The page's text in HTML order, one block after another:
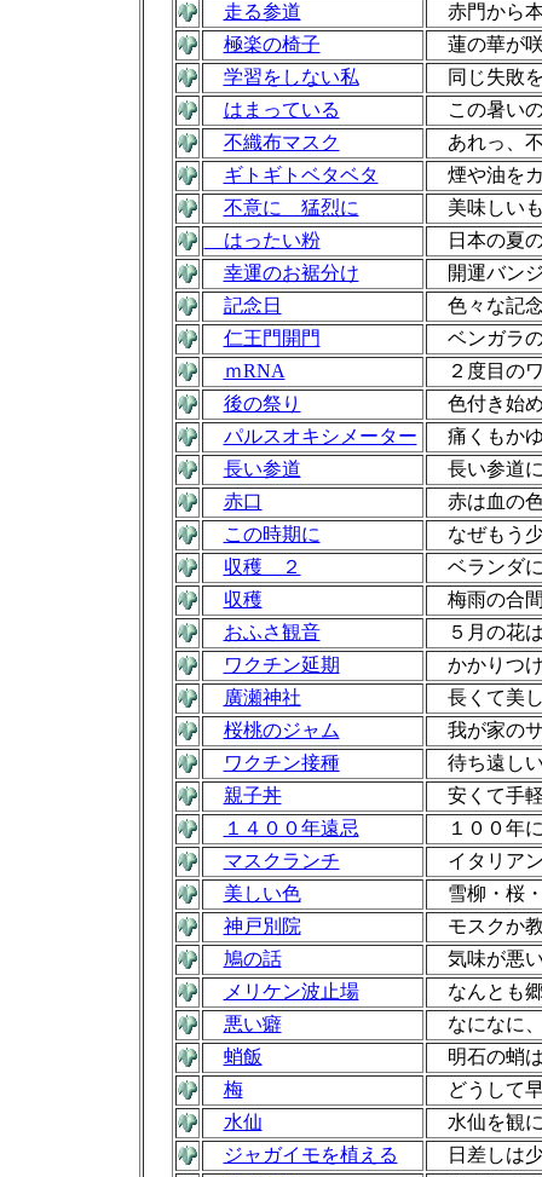
走る参道
赤門から
極楽の椅子
蓮の華が
学習をしない私
同じ失敗
はまっている
この暑い
不織布マスク
あれっ、
ギトギトベタベタ
煙や油を
不意に 猛烈に
美味しい
はったい粉
日本の夏
幸運のお裾分け
開運バン
記念日
色々な記
仁王門開門
ベンガラ
ｍRNA
２度目の
後の祭り
色付き始
パルスオキシメーター
痛くもか
長い参道
長い参道
赤口
赤は血の
この時期に
なぜもう
収穫 ２
ベランダ
収穫
梅雨の合
おふさ観音
５月の花
ワクチン延期
かかりつ
廣瀬神社
長くて美
桜桃のジャム
我が家の
ワクチン接種
待ち遠し
親子丼
安くて手
１４００年遠忌
１００年
マスクランチ
イタリア
美しい色
雪柳・桜
神戸別院
モスクか
鳩の話
気味が悪
メリケン波止場
なんとも
悪い癖
なになに
蛸飯
明石の蛸
梅
どうして
水仙
水仙を観
ジャガイモを植える
日差しは